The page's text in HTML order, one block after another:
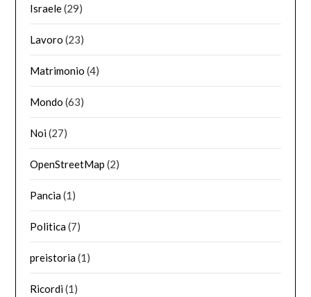
Israele(29)
Lavoro (23)
Matrimonio (4)
Mondo (63)
Noi(27)
OpenStreetMap (2)
Pancia(1)
Politica(7)
preistoria(1)
Ricordi(1)